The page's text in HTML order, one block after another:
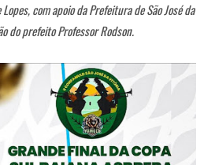
com apoio da Prefeitura de São José da
do prefeito Professor Rodson.